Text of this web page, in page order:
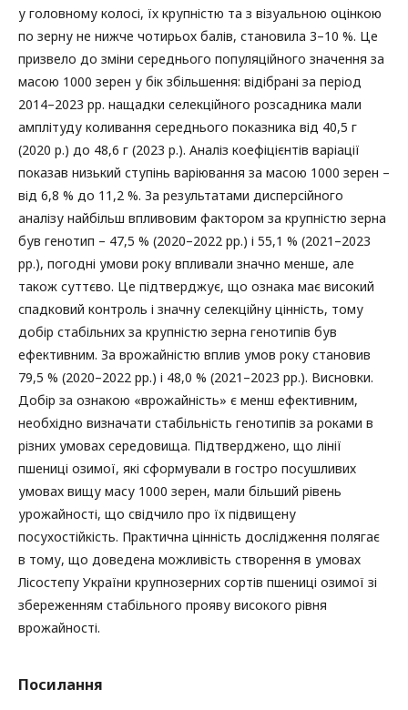
у головному колосі, їх крупністю та з візуальною оцінкою
по зерну не нижче чотирьох балів, становила 3–10 %. Це
призвело до зміни середнього популяційного значення за
масою 1000 зерен у бік збільшення: відібрані за період
2014–2023 рр. нащадки селекційного розсадника мали
амплітуду коливання середнього показника від 40,5 г
(2020 р.) до 48,6 г (2023 р.). Аналіз коефіцієнтів варіації
показав низький ступінь варіювання за масою 1000 зерен –
від 6,8 % до 11,2 %. За результатами дисперсійного
аналізу найбільш впливовим фактором за крупністю зерна
був генотип – 47,5 % (2020–2022 рр.) і 55,1 % (2021–2023
рр.), погодні умови року впливали значно менше, але
також суттєво. Це підтверджує, що ознака має високий
спадковий контроль і значну селекційну цінність, тому
добір стабільних за крупністю зерна генотипів був
ефективним. За врожайністю вплив умов року становив
79,5 % (2020–2022 рр.) і 48,0 % (2021–2023 рр.). Висновки.
Добір за ознакою «врожайність» є менш ефективним,
необхідно визначати стабільність генотипів за роками в
різних умовах середовища. Підтверджено, що лінії
пшениці озимої, які сформували в гостро посушливих
умовах вищу масу 1000 зерен, мали більший рівень
урожайності, що свідчило про їх підвищену
посухостійкість. Практична цінність дослідження полягає
в тому, що доведена можливість створення в умовах
Лісостепу України крупнозерних сортів пшениці озимої зі
збереженням стабільного прояву високого рівня
врожайності.
Посилання